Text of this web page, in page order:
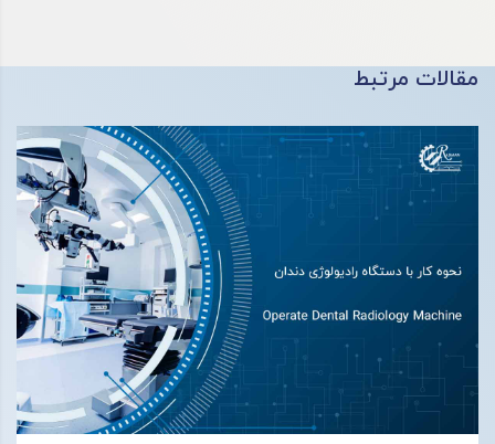
مقالات مرتبط